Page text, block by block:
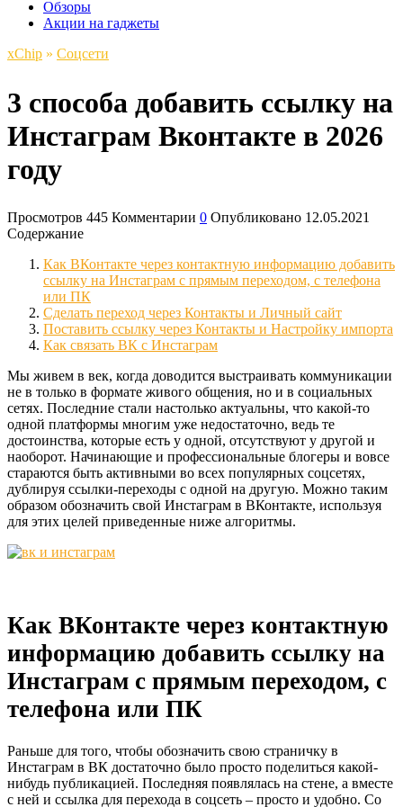
Обзоры
Акции на гаджеты
xСhip » Соцсети
3 способа добавить ссылку на
Инстаграм Вконтакте в 2026
году
Просмотров 445 Комментарии 0 Опубликовано 12.05.2021
Содержание
Как ВКонтакте через контактную информацию добавить
ссылку на Инстаграм с прямым переходом, с телефона
или ПК
Сделать переход через Контакты и Личный сайт
Поставить ссылку через Контакты и Настройку импорта
Как связать ВК с Инстаграм
Мы живем в век, когда доводится выстраивать коммуникации
не в только в формате живого общения, но и в социальных
сетях. Последние стали настолько актуальны, что какой-то
одной платформы многим уже недостаточно, ведь те
достоинства, которые есть у одной, отсутствуют у другой и
наоборот. Начинающие и профессиональные блогеры и вовсе
стараются быть активными во всех популярных соцсетях,
дублируя ссылки-переходы с одной на другую. Можно таким
образом обозначить свой Инстаграм в ВКонтакте, используя
для этих целей приведенные ниже алгоритмы.
Как ВКонтакте через контактную
информацию добавить ссылку на
Инстаграм с прямым переходом, с
телефона или ПК
Раньше для того, чтобы обозначить свою страничку в
Инстаграм в ВК достаточно было просто поделиться какой-
нибудь публикацией. Последняя появлялась на стене, а вместе
с ней и ссылка для перехода в соцсеть – просто и удобно. Со